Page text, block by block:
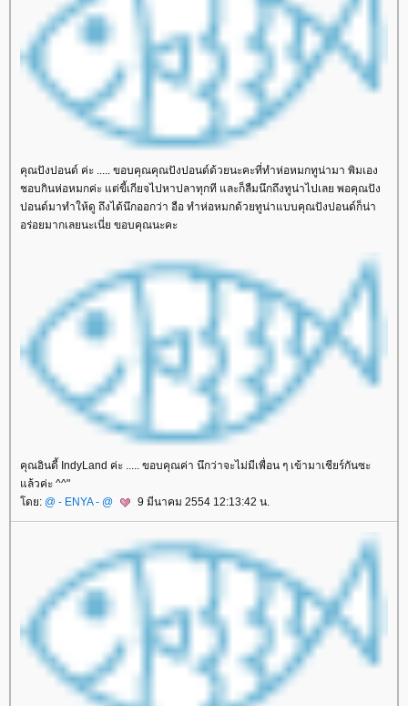
คุณปังปอนด์ ค่ะ ..... ขอบคุณคุณปังปอนด์ด้วยนะคะที่ทำห่อหมกทูน่ามา พิมเอง
ชอบกินห่อหมกค่ะ แต่ขี้เกียจไปหาปลาทุกที และก็ลืมนึกถึงทูน่าไปเลย พอคุณปัง
ปอนด์มาทำให้ดู ถึงได้นึกออกว่า อือ ทำห่อหมกด้วยทูน่าแบบคุณปังปอนด์ก็น่า
อร่อยมากเลยนะเนี่ย ขอบคุณนะคะ
คุณอินดี้ IndyLand ค่ะ ..... ขอบคุณค่า นึกว่าจะไม่มีเพื่อน ๆ เข้ามาเชียร์กันซะ
ล้วค่ะ ^^"
ดย: @ - ENYA - @ 9 มีนาคม 2554 12:13:42 น.